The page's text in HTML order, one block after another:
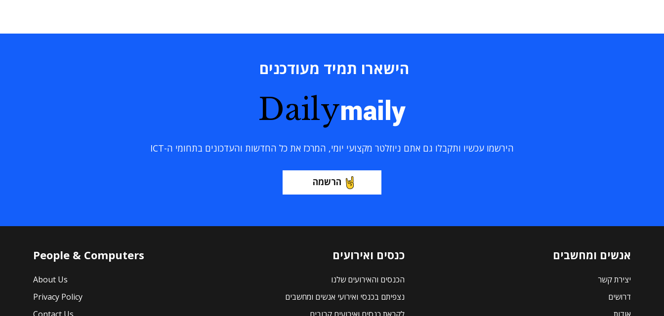
הישארו תמיד מעודכנים
Dailymaily
הירשמו עכשיו ותקבלו גם אתם ניוזלטר מקצועי יומי, המרכז את כל החדשות והעדכונים בתחומי ה-ICT
הרשמה
אנשים ומחשבים
יצירת קשר
דרושים
כנסים ואירועים
הכנסים והאירועים שלנו
נצפיתם בכנסי ואירועי אנשים ומחשבים
People & Computers
About Us
Privacy Policy